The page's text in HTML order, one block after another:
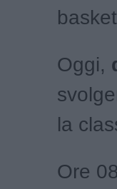
Oggi,
la
Ore